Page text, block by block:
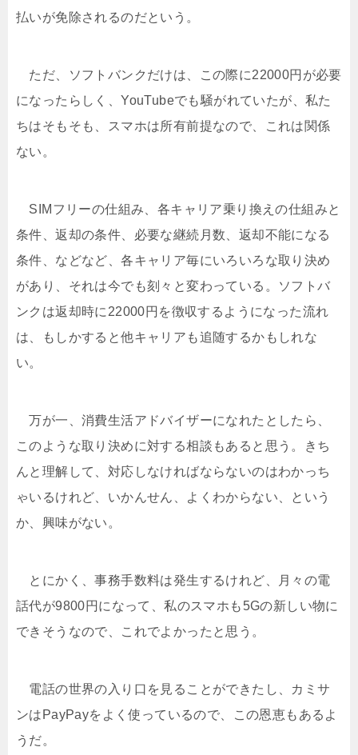
払いが免除されるのだという。
ただ、ソフトバンクだけは、この際に22000円が必要
になったらしく、YouTubeでも騒がれていたが、私た
ちはそもそも、スマホは所有前提なので、これは関係
ない。
SIMフリーの仕組み、各キャリア乗り換えの仕組みと
条件、返却の条件、必要な継続月数、返却不能になる
条件、などなど、各キャリア毎にいろいろな取り決め
があり、それは今でも刻々と変わっている。ソフトバ
ンクは返却時に22000円を徴収するようになった流れ
は、もしかすると他キャリアも追随するかもしれな
い。
万が一、消費生活アドバイザーになれたとしたら、
このような取り決めに対する相談もあると思う。きち
んと理解して、対応しなければならないのはわかっち
ゃいるけれど、いかんせん、よくわからない、という
か、興味がない。
とにかく、事務手数料は発生するけれど、月々の電
話代が9800円になって、私のスマホも5Gの新しい物に
できそうなので、これでよかったと思う。
電話の世界の入り口を見ることができたし、カミサ
ンはPayPayをよく使っているので、この恩恵もあるよ
うだ。